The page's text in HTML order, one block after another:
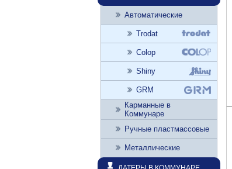
Автоматические
Trodat
Colop
Shiny
GRM
Карманные в
Коммунаре
Ручные пластмассовые
Металлические